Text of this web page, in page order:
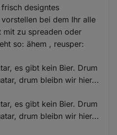
designtes
bei dem Ihr alle
zu spreaden oder
so: ähem , reusper:
es gibt kein Bier. Drum
drum bleibn wir hier...
es gibt kein Bier. Drum
drum bleibn wir hier...